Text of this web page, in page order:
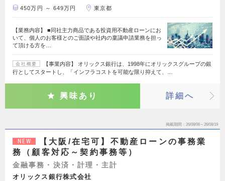
450万円 ～ 649万円 東京都
【業務内容】 ■同社主力商品である投資用不動産ローンにお
いて、個人のお客様とのご面談や社内の稟議申請業務を担っ
て頂ける方を…
会社概要
【事業内容】 オリックス銀行は、1998年にオリックスグループの銀
行としてスタートし、「インフラコストを可能な限り抑えて、…
興味あり 詳細へ
掲載期間 26/08/06～26/08/19
NEW
【大阪/在宅可】不動産ローンの事務業
務（顧客対応～契約事務等）
金融事務・決済・計理・主計
オリックス銀行株式会社